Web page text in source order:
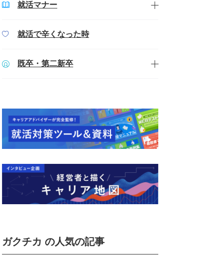
就活マナー
就活で辛くなった時
既卒・第二新卒
ガクチカ の人気の記事